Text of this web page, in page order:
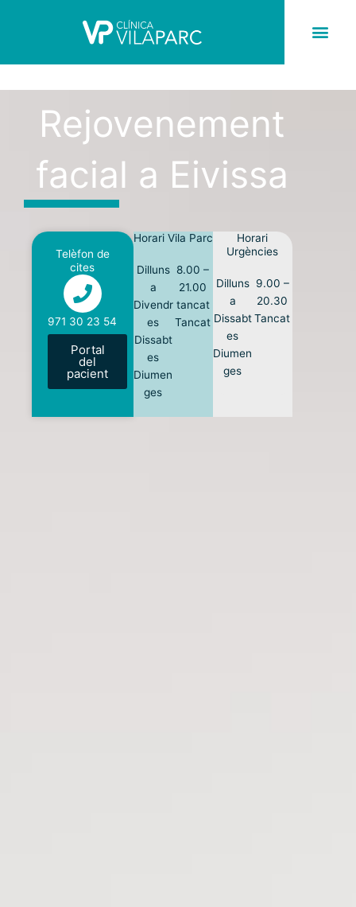
Rejovenement
facial a Eivissa
Telèfon de
cites
971 30 23 54
Portal
del
pacient
Horari Vila Parc
Dilluns
a
Divendr
es
Dissabt
es
Diumen
ges
8.00 –
21.00
tancat
Tancat
Horari
Urgències
Dilluns
a
Dissabt
es
Diumen
ges
9.00 –
20.30
Tancat